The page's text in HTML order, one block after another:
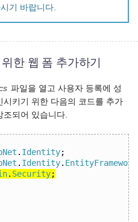
기 바랍니다.
한 웹 폼 추가하기
파일을 열고 사용자 등록에 성
시키기 위한 다음의 코드를 추가
되어 있습니다.
. Identity;
. Identity. EntityFramework
. Security;